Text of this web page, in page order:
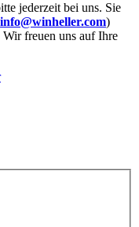
jederzeit bei uns. Sie
info@winheller.com)
Wir freuen uns auf Ihre